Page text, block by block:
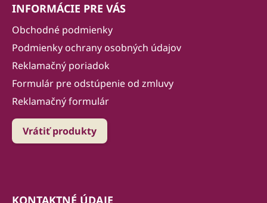
INFORMÁCIE PRE VÁS
Obchodné podmienky
Podmienky ochrany osobných údajov
Reklamačný poriadok
Formulár pre odstúpenie od zmluvy
Reklamačný formulár
Vrátiť produkty